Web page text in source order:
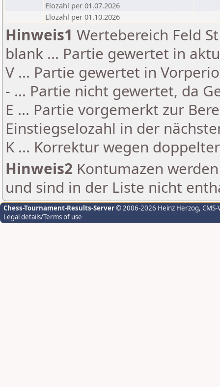
Elozahl per 01.07.2026
Elozahl per 01.10.2026
Hinweis1 Wertebereich Feld
blank ... Partie gewertet in
V ... Partie gewertet in
- ... Partie nicht gewertet, da
E ... Partie vorgemerkt zur
Einstiegselozahl in der
K ... Korrektur wegen
Hinweis2 Kontumazen
und sind in der Liste nicht
Chess-Tournament-Results-Server© 2006-2026 Heinz Herzog,
Legal details/Terms of use